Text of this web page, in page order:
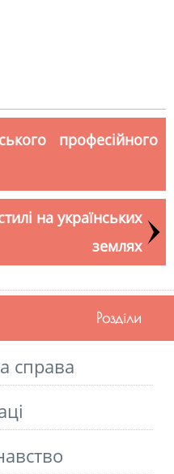
професійного
на українських
землях
Розділи
справа